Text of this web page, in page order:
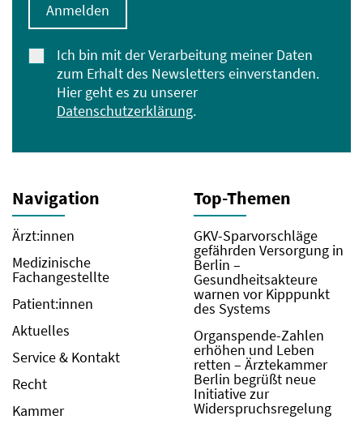
Ich bin mit der Verarbeitung meiner Daten
zum Erhalt des Newsletters einverstanden.
Hier geht es zu unserer
Datenschutzerklärung.
Anmelden
Navigation
Ärzt:innen
Medizinische
Fachangestellte
Patient:innen
Aktuelles
Service & Kontakt
Recht
Kammer
Top-Themen
GKV-Sparvorschläge
gefährden Versorgung in
Berlin –
Gesundheitsakteure
warnen vor Kipppunkt
des Systems
Organspende-Zahlen
erhöhen und Leben
retten – Ärztekammer
Berlin begrüßt neue
Initiative zur
Widerspruchsregelung